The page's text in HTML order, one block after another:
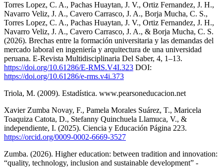
Torres Lopez, C. A., Pachas Huaytan, J. V., Ortiz Fernandez, J. H.,
Navarro Veliz, J. A., Cavero Carrasco, J. A., Borja Mucha, C. S.,
Torres Lopez, C. A., Pachas Huaytan, J. V., Ortiz Fernandez, J. H.,
Navarro Veliz, J. A., Cavero Carrasco, J. A., & Borja Mucha, C. S.
(2026). Brechas entre la formación universitaria y las demandas del
mercado laboral en ingeniería y arquitectura de una universidad
peruana. E-Revista Multidisciplinaria Del Saber, 4, 1–13.
https://doi.org/10.61286/E-RMS.V4I.323 DOI:
https://doi.org/10.61286/e-rms.v4i.373
Triola, M. (2009). Estadística. www.pearsoneducacion.net
Xavier Zumba Novay, F., Pamela Morales Suárez, T., Maricela
Toaquiza Catota, D., Stefanny Quinchuela Llamuca, V., &
independiente, I. (2025). Ciencia y Educación Página 223.
https://orcid.org/0009-0002-6669-3527
Zumba. (2026). Higher education: between tradition and innovation:
“quality, technology, inclusion and sustainable development” -